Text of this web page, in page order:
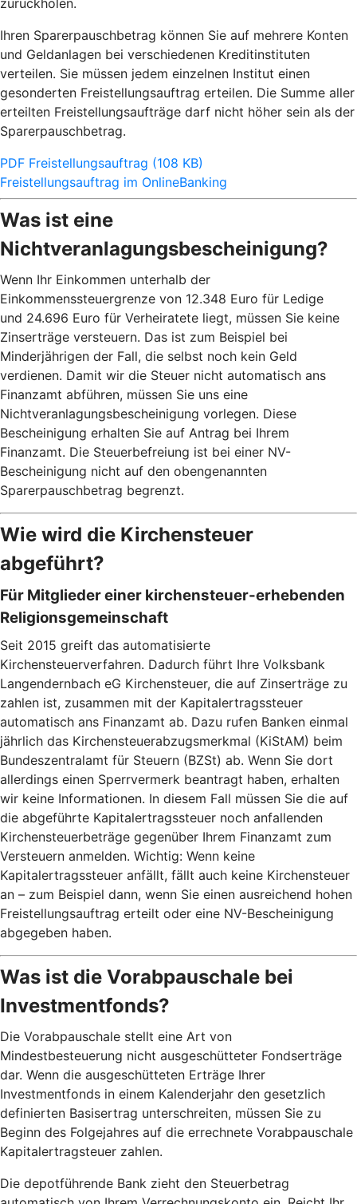
zurückholen.
Ihren Sparerpauschbetrag können Sie auf mehrere Konten
und Geldanlagen bei verschiedenen Kreditinstituten
verteilen. Sie müssen jedem einzelnen Institut einen
gesonderten Freistellungsauftrag erteilen. Die Summe aller
erteilten Freistellungsaufträge darf nicht höher sein als der
Sparerpauschbetrag.
PDF Freistellungsauftrag (108 KB)
Freistellungsauftrag im OnlineBanking
Was ist eine
Nichtveranlagungsbescheinigung?
Wenn Ihr Einkommen unterhalb der
Einkommenssteuergrenze von 12.348 Euro für Ledige
und 24.696 Euro für Verheiratete liegt, müssen Sie keine
Zinserträge versteuern. Das ist zum Beispiel bei
Minderjährigen der Fall, die selbst noch kein Geld
verdienen. Damit wir die Steuer nicht automatisch ans
Finanzamt abführen, müssen Sie uns eine
Nichtveranlagungsbescheinigung vorlegen. Diese
Bescheinigung erhalten Sie auf Antrag bei Ihrem
Finanzamt. Die Steuerbefreiung ist bei einer NV-
Bescheinigung nicht auf den obengenannten
Sparerpauschbetrag begrenzt.
Wie wird die Kirchensteuer
abgeführt?
Für Mitglieder einer kirchensteuer-erhebenden
Religionsgemeinschaft
Seit 2015 greift das automatisierte
Kirchensteuerverfahren. Dadurch führt Ihre Volksbank
Langendernbach eG Kirchensteuer, die auf Zinserträge zu
zahlen ist, zusammen mit der Kapitalertragssteuer
automatisch ans Finanzamt ab. Dazu rufen Banken einmal
jährlich das Kirchensteuerabzugsmerkmal (KiStAM) beim
Bundeszentralamt für Steuern (BZSt) ab. Wenn Sie dort
allerdings einen Sperrvermerk beantragt haben, erhalten
wir keine Informationen. In diesem Fall müssen Sie die auf
die abgeführte Kapitalertragssteuer noch anfallenden
Kirchensteuerbeträge gegenüber Ihrem Finanzamt zum
Versteuern anmelden. Wichtig: Wenn keine
Kapitalertragssteuer anfällt, fällt auch keine Kirchensteuer
an – zum Beispiel dann, wenn Sie einen ausreichend hohen
Freistellungsauftrag erteilt oder eine NV-Bescheinigung
abgegeben haben.
Was ist die Vorabpauschale bei
Investmentfonds?
Die Vorabpauschale stellt eine Art von
Mindestbesteuerung nicht ausgeschütteter Fondserträge
dar. Wenn die ausgeschütteten Erträge Ihrer
Investmentfonds in einem Kalenderjahr den gesetzlich
definierten Basisertrag unterschreiten, müssen Sie zu
Beginn des Folgejahres auf die errechnete Vorabpauschale
Kapitalertragsteuer zahlen.
Die depotführende Bank zieht den Steuerbetrag